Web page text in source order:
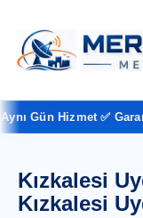
Gün Hizmet ✅
Kızkalesi
Kızkalesi